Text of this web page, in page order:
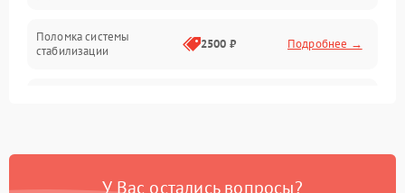
Поломка системы
стабилизации
2500 ₽ Подробнее →
Неисправность системы
У Вас остались вопросы?